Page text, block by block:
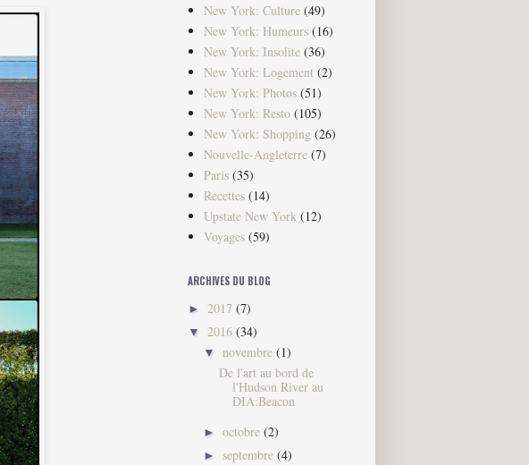
New York: Culture (49)
New York: Humeurs (16)
New York: Insolite (36)
New York: Logement (2)
New York: Photos (51)
New York: Resto (105)
New York: Shopping (26)
Nouvelle-Angleterre (7)
Paris (35)
Recettes (14)
Upstate New York (12)
Voyages (59)
ARCHIVES DU BLOG
► 2017 (7)
▼ 2016 (34)
▼ novembre (1)
De l'art au bord de
l'Hudson River au
DIA:Beacon
► octobre (2)
► septembre (4)